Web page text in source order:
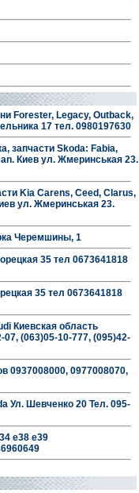
Forester, Legacy, Outback,
17 тел. 0980197630
запчасти Skoda: Fabia,
Киев ул. Жмеринськая 23.
Kia Carens, Ceed, Clarus,
ул. Жмеринськая 23.
Черемшины, 1
35 тел 0673641818
35 тел 0673641818
Киевская область
(063)05-10-777, (095)42-
0937008000, 0977008070,
Ул. Шевченко 20 Тел. 095-
е38 е39